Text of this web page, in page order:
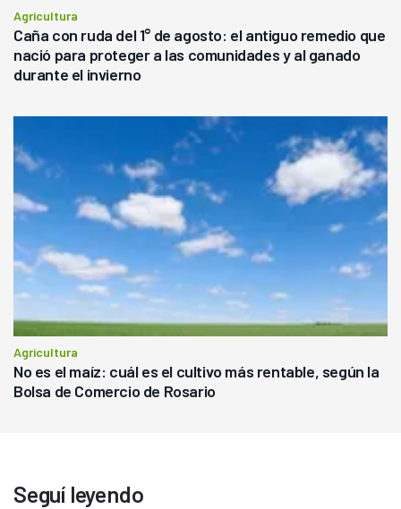
Agricultura
Caña con ruda del 1° de agosto: el antiguo remedio que
nació para proteger a las comunidades y al ganado
durante el invierno
Agricultura
No es el maíz: cuál es el cultivo más rentable, según la
Bolsa de Comercio de Rosario
Seguí leyendo